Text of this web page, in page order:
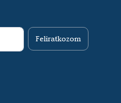
Feliratkozom